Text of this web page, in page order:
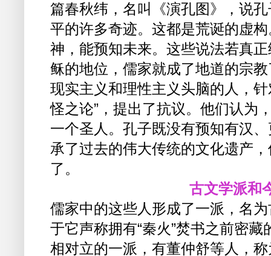
篇春秋纬，名叫《演孔图》，说
平的许多奇迹。这都是荒诞的虚
神，能预知未来。这些说法若真
稣的地位，儒家就成了地道的宗
现实主义和理性主义头脑的人，
怪之论”，提出了抗议。他们认为
一个圣人。孔子既没有预知有汉
承了过去的伟大传统的文化遗产
了。
古文学派和
儒家中的这些人形成了一派，名
于它声称拥有“秦火”焚书之前密
相对立的一派，有董仲舒等人，